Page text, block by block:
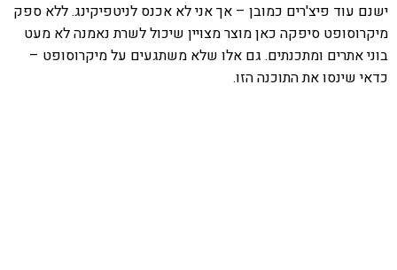
ישנם עוד פיצ'רים כמובן – אך אני לא אכנס לניטפיקינג. ללא ספק
מיקרוסופט סיפקה כאן מוצר מצויין שיכול לשרת נאמנה לא מעט
בוני אתרים ומתכנתים. גם אלו שלא משתגעים על מיקרוסופט –
כדאי שינסו את התוכנה הזו.